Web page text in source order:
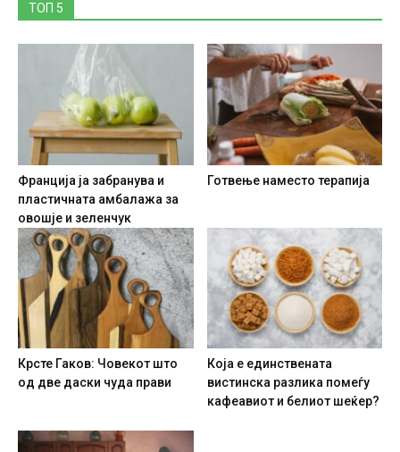
ТОП 5
Франција ја забранува и
пластичната амбалажа за
овошје и зеленчук
Готвење наместо терапија
Крсте Гаков: Човекот што
од две даски чуда прави
Која е единствената
вистинска разлика помеѓу
кафеавиот и белиот шеќер?